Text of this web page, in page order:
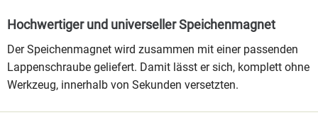
Hochwertiger und universeller Speichenmagnet
Der Speichenmagnet wird zusammen mit einer passenden
Lappenschraube geliefert. Damit lässt er sich, komplett ohne
Werkzeug, innerhalb von Sekunden versetzten.